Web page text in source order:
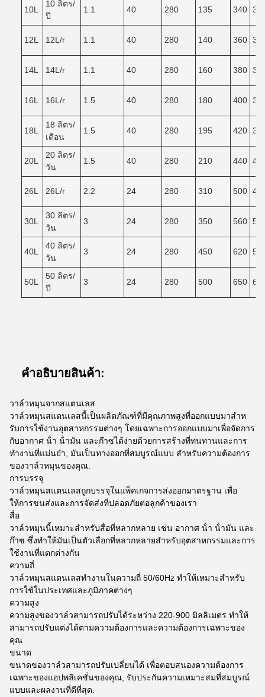
10L
10 ลิตร/
ปี
1.1 40 280 135 340
12L 12L/r 1.1 40 280 140 360
14L 14L/r 1.1 40 280 160 380
16L 16L/r 1.5 40 280 180 400
18L
18 ลิตร/
เดือน
1.5 40 280 195 420
20L
20 ลิตร/
วัน
1.5 40 280 210 440
26L 26L/r 2.2 24 280 310 500
30L
30 ลิตร/
วัน
3 24 280 350 560
40L
40 ลิตร/
วัน
3 24 280 450 620
50L
50 ลิตร/
ปี
3 24 280 500 650
คําอธิบายสินค้า:
วาล์วหมุนจากสแตนเลส
วาล์วหมุนสแตนเลสนี้เป็นผลิตภัณฑ์ที่มีคุณภาพสูงที่ออกแบบมาสําห
รับการใช้งานอุตสาหกรรมต่างๆ โดยเฉพาะการออกแบบมาเพื่อจัดการ
กับอากาศ น้ํา น้ํามัน และก๊าซได้ง่ายด้วยการสร้างที่ทนทานและการ
ทํางานที่แม่นยํา, มันเป็นทางออกที่สมบูรณ์แบบ สําหรับความต้องการ
ของวาล์วหมุนของคุณ.
การบรรจุ
วาล์วหมุนสแตนเลสถูกบรรจุในแพ็คเกจการส่งออกมาตรฐาน เพื่อ
ให้การขนส่งและการจัดส่งที่ปลอดภัยต่อลูกค้าของเรา
สื่อ
วาล์วหมุนนี้เหมาะสําหรับสื่อที่หลากหลาย เช่น อากาศ น้ํา น้ํามัน และ
ก๊าซ ซึ่งทําให้มันเป็นตัวเลือกที่หลากหลายสําหรับอุตสาหกรรมและการ
ใช้งานที่แตกต่างกัน
ความถี่
วาล์วหมุนสแตนเลสทํางานในความถี่ 50/60Hz ทําให้เหมาะสําหรับ
การใช้ในประเทศและภูมิภาคต่างๆ
ความสูง
ความสูงของวาล์วสามารถปรับได้ระหว่าง 220-900 มิลลิเมตร ทําให้
สามารถปรับแต่งได้ตามความต้องการและความต้องการเฉพาะของ
คุณ
ขนาด
ขนาดของวาล์วสามารถปรับเปลี่ยนได้ เพื่อตอบสนองความต้องการ
เฉพาะของแอปพลิเคชั่นของคุณ, รับประกันความเหมาะสมที่สมบูรณ์
แบบและผลงานที่ดีที่สุด.